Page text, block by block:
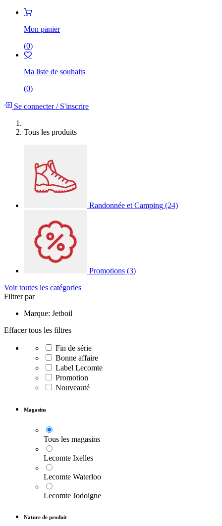
Mon panier
(0)
Ma liste de souhaits
(0)
Se connecter/S'inscrire
Tous les produits
Randonnée et Camping (24)
Promotions (3)
Voir toutes les catégories
Filtrer par
Marque: Jetboil
Effacer tous les filtres
Fin de série
Bonne affaire
Label Lecomte
Promotion
Nouveauté
Magasins
Tous les magasins
Lecomte Ixelles
Lecomte Waterloo
Lecomte Jodoigne
Nature de produit